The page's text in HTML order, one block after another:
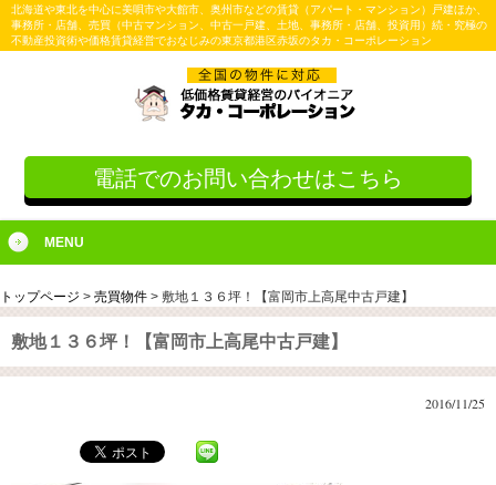
北海道や東北を中心に美唄市や大館市、奥州市などの賃貸（アパート・マンション）戸建ほか、
事務所・店舗、売買（中古マンション、中古一戸建、土地、事務所・店舗、投資用）続・究極の
不動産投資術や価格賃貸経営でおなじみの東京都港区赤坂のタカ・コーポレーション
電話でのお問い合わせはこちら
MENU
トップページ > 売買物件 > 敷地１３６坪！【富岡市上高尾中古戸建】
敷地１３６坪！【富岡市上高尾中古戸建】
2016/11/25